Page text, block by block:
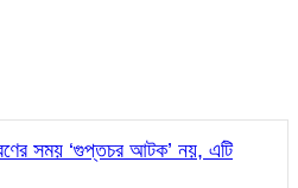
সময় ‘গুপ্তচর আটক’ নয়, এটি